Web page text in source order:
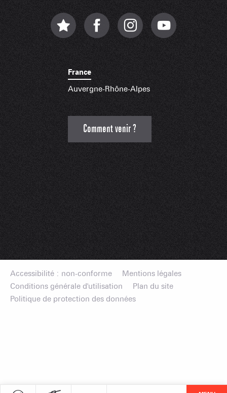
France
Auvergne-Rhône-Alpes
Comment venir ?
Accessibilité : non-conforme
Mentions légales
Conditions générale d'utilisation
Plan du site
Politique de protection des données